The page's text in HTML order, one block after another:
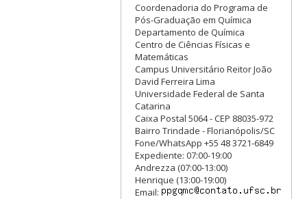
Coordenadoria do Programa de
Pós-Graduação em Química
Departamento de Química
Centro de Ciências Físicas e
Matemáticas
Campus Universitário Reitor João
David Ferreira Lima
Universidade Federal de Santa
Catarina
Caixa Postal 5064 - CEP 88035-972
Bairro Trindade - Florianópolis/SC
Fone/WhatsApp +55 48 3721-6849
Expediente: 07:00-19:00
Andrezza (07:00-13:00)
Henrique (13:00-19:00)
Email: